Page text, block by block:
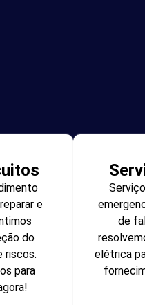
e
do
riscos.
para
de
elétrica